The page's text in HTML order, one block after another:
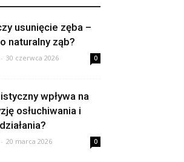
usunięcie zęba –
naturalny ząb?
- 30 czerwca 2026 0
wpływa na
osłuchiwania i
- 20 marca 2026 0